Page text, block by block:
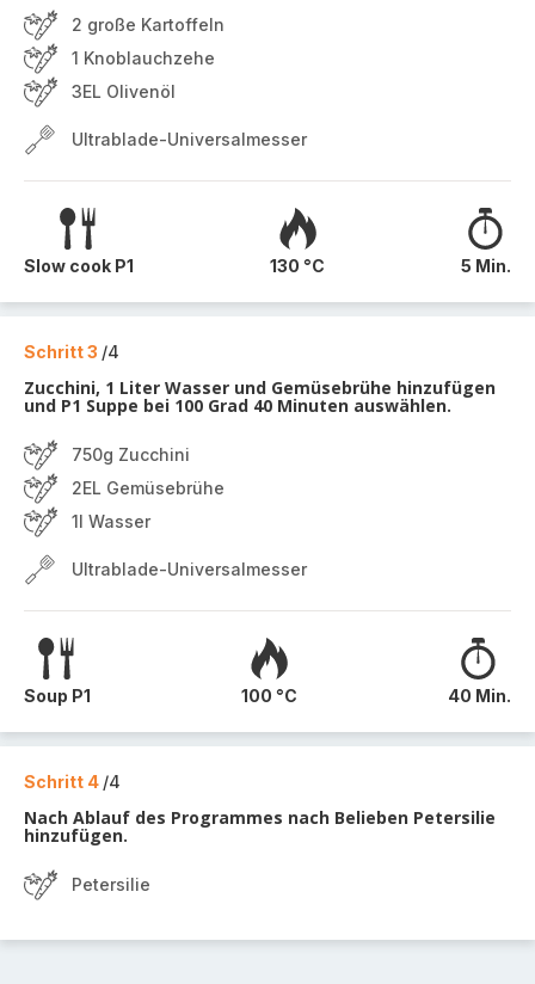
2 große Kartoffeln
1 Knoblauchzehe
3EL Olivenöl
Ultrablade-Universalmesser
Slow cook P1 130 °C 5 Min.
Schritt 3 /4
Zucchini, 1 Liter Wasser und Gemüsebrühe hinzufügen
und P1 Suppe bei 100 Grad 40 Minuten auswählen.
750g Zucchini
2EL Gemüsebrühe
1l Wasser
Ultrablade-Universalmesser
Soup P1 100 °C 40 Min.
Schritt 4 /4
Nach Ablauf des Programmes nach Belieben Petersilie
hinzufügen.
Petersilie